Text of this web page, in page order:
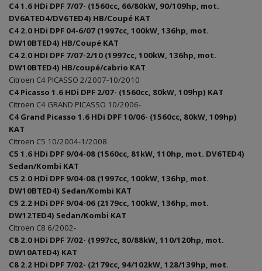
C4 1.6 HDi DPF 7/07- (1560cc, 66/80kW, 90/109hp, mot.
DV6ATED4/DV6TED4) HB/Coupé KAT
C4 2.0 HDi DPF 04-6/07 (1997cc, 100kW, 136hp, mot.
DW10BTED4) HB/Coupé KAT
C4 2.0 HDI DPF 7/07-2/10 (1997cc, 100kW, 136hp, mot.
DW10BTED4) HB/coupé/cabrio KAT
Citroen C4 PICASSO 2/2007-10/2010
C4 Picasso 1.6 HDi DPF 2/07- (1560cc, 80kW, 109hp) KAT
Citroen C4 GRAND PICASSO 10/2006-
C4 Grand Picasso 1.6 HDi DPF 10/06- (1560cc, 80kW, 109hp)
KAT
Citroen C5 10/2004-1/2008
C5 1.6 HDi DPF 9/04-08 (1560cc, 81kW, 110hp, mot. DV6TED4)
Sedan/Kombi KAT
C5 2.0 HDi DPF 9/04-08 (1997cc, 100kW, 136hp, mot.
DW10BTED4) Sedan/Kombi KAT
C5 2.2 HDi DPF 9/04-06 (2179cc, 100kW, 136hp, mot.
DW12TED4) Sedan/Kombi KAT
Citroen C8 6/2002-
C8 2.0 HDi DPF 7/02- (1997cc, 80/88kW, 110/120hp, mot.
DW10ATED4) KAT
C8 2.2 HDi DPF 7/02- (2179cc, 94/102kW, 128/139hp, mot.